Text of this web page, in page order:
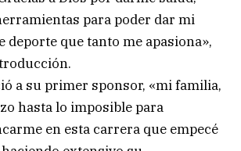
para poder dar mi
deporte que tanto me apasiona»,
a su primer sponsor, «mi familia,
hasta lo imposible para
en esta carrera que empecé